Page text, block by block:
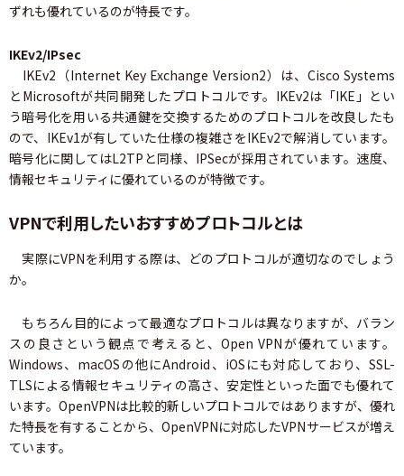
ずれも優れているのが特長です。
IKEv2/IPsec
IKEv2（Internet Key Exchange Version2）は、Cisco Systems
とMicrosoftが共同開発したプロトコルです。IKEv2は「IKE」とい
う暗号化を用いる共通鍵を交換するためのプロトコルを改良したも
ので、IKEv1が有していた仕様の複雑さをIKEv2で解消しています。
暗号化に関してはL2TPと同様、IPSecが採用されています。速度、
情報セキュリティに優れているのが特徴です。
VPNで利用したいおすすめプロトコルとは
実際にVPNを利用する際は、どのプロトコルが適切なのでしょう
か。
もちろん目的によって最適なプロトコルは異なりますが、バラン
スの良さという観点で考えると、Open VPNが優れています。
Windows、macOSの他にAndroid、iOSにも対応しており、SSL-
TLSによる情報セキュリティの高さ、安定性といった面でも優れて
います。OpenVPNは比較的新しいプロトコルではありますが、優れ
た特長を有することから、OpenVPNに対応したVPNサービスが増え
ています。